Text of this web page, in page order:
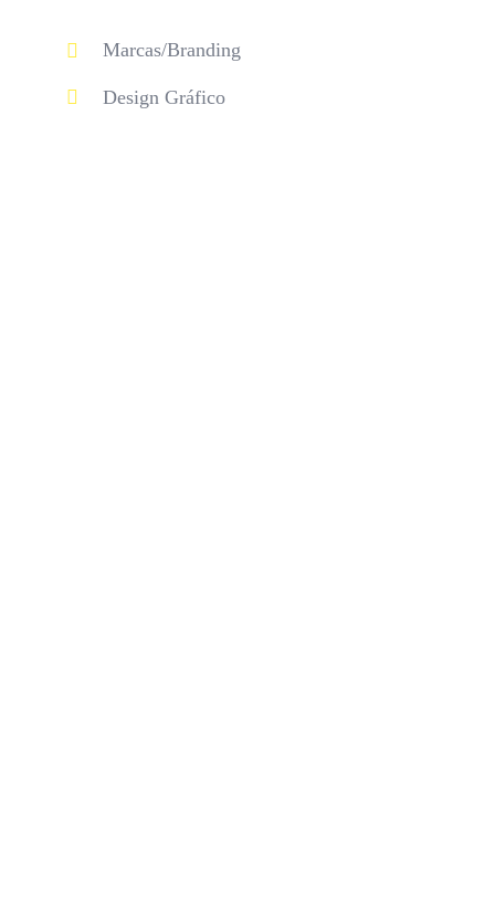
Marcas/Branding
Design Gráfico